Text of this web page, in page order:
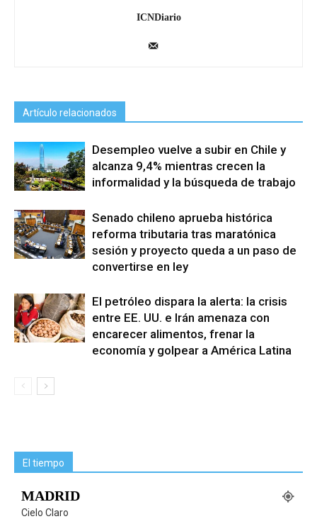
ICNDiario
Artículo relacionados
Desempleo vuelve a subir en Chile y
alcanza 9,4% mientras crecen la
informalidad y la búsqueda de trabajo
Senado chileno aprueba histórica
reforma tributaria tras maratónica
sesión y proyecto queda a un paso de
convertirse en ley
El petróleo dispara la alerta: la crisis
entre EE. UU. e Irán amenaza con
encarecer alimentos, frenar la
economía y golpear a América Latina
El tiempo
MADRID
Cielo Claro